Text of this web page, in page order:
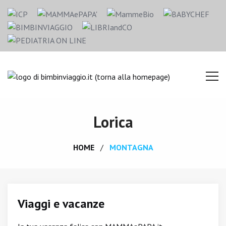
Lorica
HOME MONTAGNA
Viaggi e vacanze